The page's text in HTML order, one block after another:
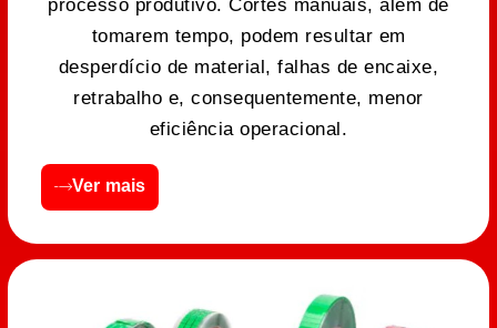
processo produtivo. Cortes manuais, além de
tomarem tempo, podem resultar em
desperdício de material, falhas de encaixe,
retrabalho e, consequentemente, menor
eficiência operacional.
Ver mais